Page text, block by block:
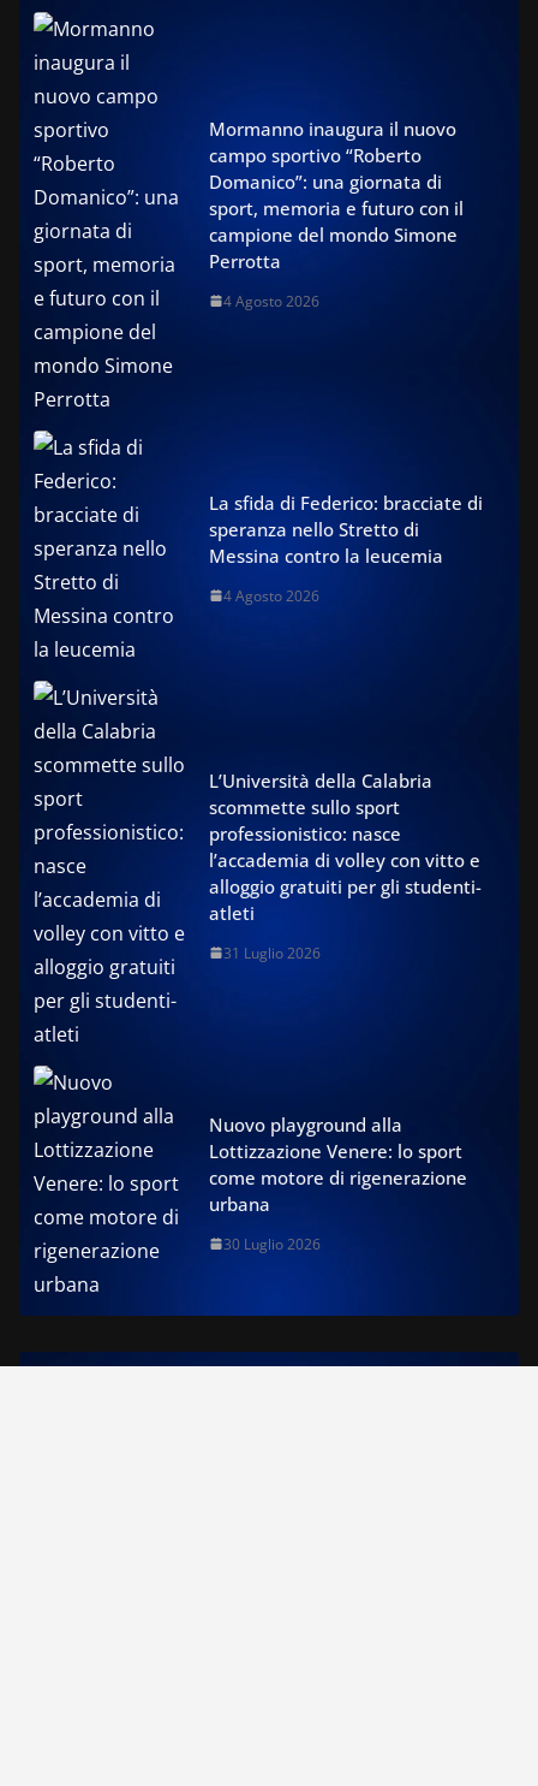
Mormanno inaugura il nuovo
campo sportivo “Roberto
Domanico”: una giornata di
sport, memoria e futuro con il
campione del mondo Simone
Perrotta
4 Agosto 2026
La sfida di Federico: bracciate di
speranza nello Stretto di
Messina contro la leucemia
4 Agosto 2026
L’Università della Calabria
scommette sullo sport
professionistico: nasce
l’accademia di volley con vitto e
alloggio gratuiti per gli studenti-
atleti
31 Luglio 2026
Nuovo playground alla
Lottizzazione Venere: lo sport
come motore di rigenerazione
urbana
30 Luglio 2026